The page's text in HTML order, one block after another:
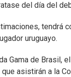
del día del
tendrá
uruguayo.
Gama de Brasil,
asistirán a la